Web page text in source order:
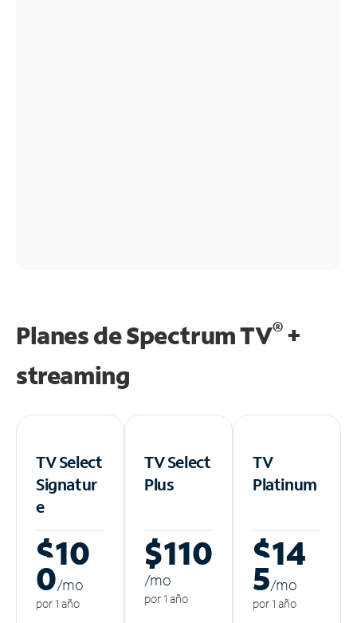
Planes de Spectrum TV®+
streaming
TV Select
Signatur
e
$10
0/mo
por 1 año
TV Select
Plus
$110
/mo
por 1 año
TV
Platinum
$14
5/mo
por 1 año